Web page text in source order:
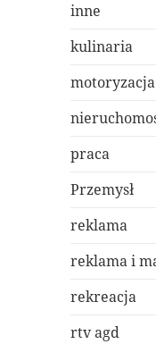
inne
kulinaria
motoryzacja
praca
Przemysł
reklama
reklama i
rekreacja
rtv agd